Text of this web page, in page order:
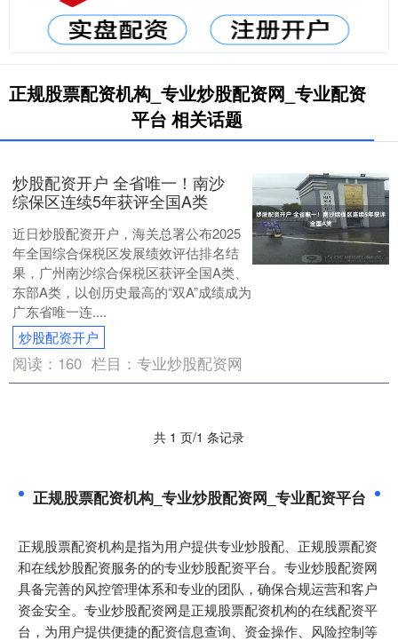
正规股票配资机构_专业炒股配资网_专业配资
平台 相关话题
炒股配资开户 全省唯一！南沙
综保区连续5年获评全国A类
近日炒股配资开户，海关总署公布2025
年全国综合保税区发展绩效评估排名结
果，广州南沙综合保税区获评全国A类、
东部A类，以创历史最高的“双A”成绩成为
广东省唯一连....
炒股配资开户
阅读： 160 栏目：专业炒股配资网
共 1 页/1 条记录
正规股票配资机构_专业炒股配资网_专业配资平台
正规股票配资机构是指为用户提供专业炒股配、正规股票配资
和在线炒股配资服务的的专业炒股配资平台。专业炒股配资网
具备完善的风控管理体系和专业的团队，确保合规运营和客户
资金安全。专业炒股配资网是正规股票配资机构的在线配资平
台，为用户提供便捷的配资信息查询、资金操作、风险控制等